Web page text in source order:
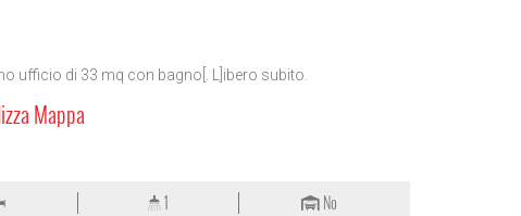
ufficio di 33 mq con bagno[. L]ibero subito.
Mappa
1 No